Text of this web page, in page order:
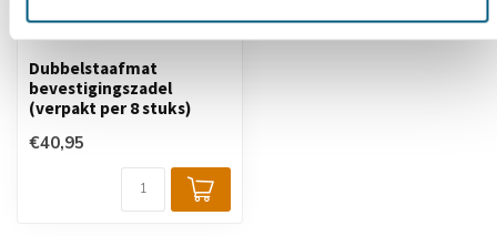
Dubbelstaafmat
bevestigingszadel
(verpakt per 8 stuks)
€40,95